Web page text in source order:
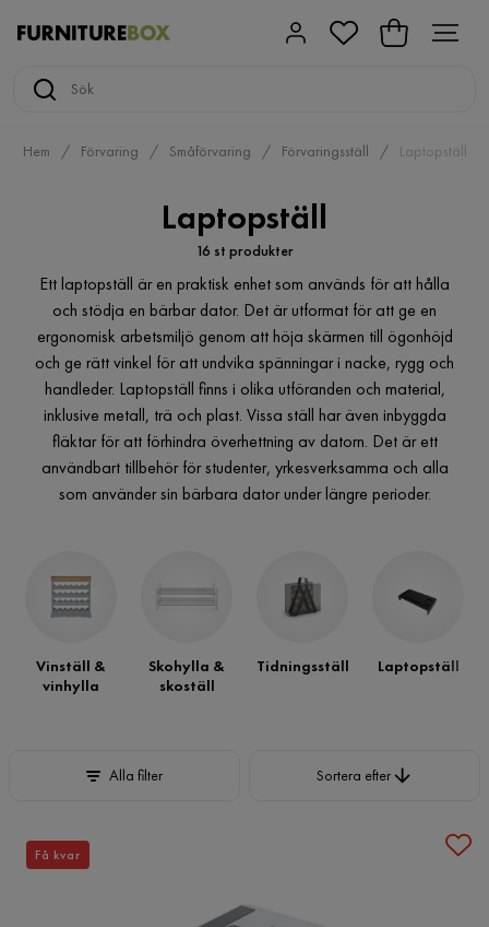
Hem Förvaring Småförvaring Förvaringsställ Laptopställ
Laptopställ
16 st produkter
Ett laptopställ är en praktisk enhet som används för att hålla
och stödja en bärbar dator. Det är utformat för att ge en
ergonomisk arbetsmiljö genom att höja skärmen till ögonhöjd
och ge rätt vinkel för att undvika spänningar i nacke, rygg och
handleder. Laptopställ finns i olika utföranden och material,
inklusive metall, trä och plast. Vissa ställ har även inbyggda
fläktar för att förhindra överhettning av datorn. Det är ett
användbart tillbehör för studenter, yrkesverksamma och alla
som använder sin bärbara dator under längre perioder.
Vinställ &
vinhylla
Skohylla &
skoställ
Tidningsställ Laptopställ
Alla filter Sortera efter
Få kvar